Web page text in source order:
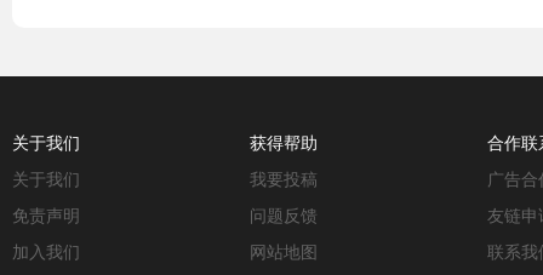
关于我们
关于我们
免责声明
加入我们
获得帮助
我要投稿
问题反馈
网站地图
合作联
广告合
友链申
联系我